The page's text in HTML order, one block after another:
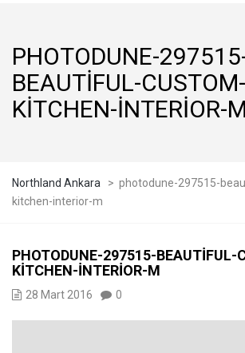
PHOTODUNE-
BEAUTIFUL-CUSTOM-
KITCHEN-INTERIOR-M
Northland Ankara > photodune-297515-
kitchen-interior-m
PHOTODUNE-297515-BEAUTIFUL-
KITCHEN-INTERIOR-M
28 Mart 2016 0